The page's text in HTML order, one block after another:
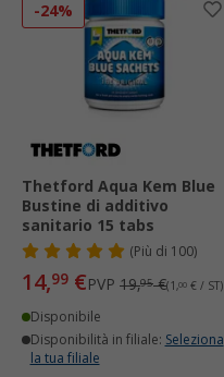
-24%
Thetford Aqua Kem Blue
Bustine di additivo
sanitario 15 tabs
( Più di 100)
14,99 €PVP 19,95€(1,00 € / ST)
Disponibile
Disponibilità in filiale: Seleziona
la tua filiale